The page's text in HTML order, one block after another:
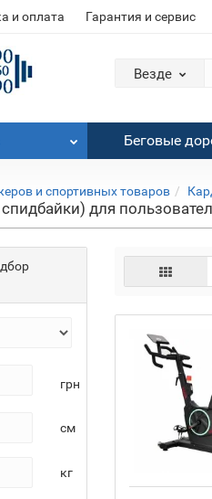
и оплата Гарантия и сервис
Везде
Беговые
и спортивных товаров
для
грн
см
кг